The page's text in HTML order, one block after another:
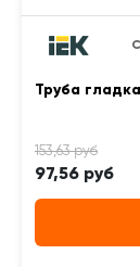
Труба
97,56 руб